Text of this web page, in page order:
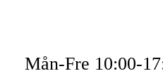
Mån-Fre 10:00-